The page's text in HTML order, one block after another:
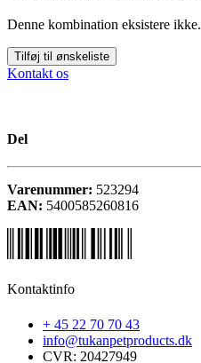
Denne kombination eksistere ikke.
Tilføj til ønskeliste
Kontakt os
Del
Varenummer: 523294
EAN: 5400585260816
Kontaktinfo
+ 45 22 70 70 43
info@tukanpetproducts.dk
CVR: 20427949